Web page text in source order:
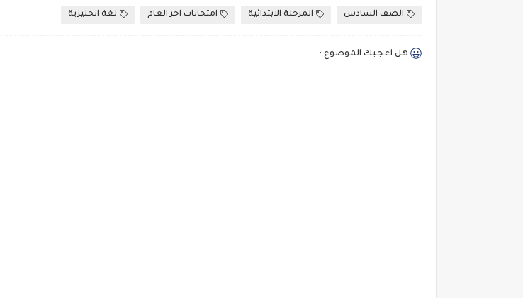
الصف السادس المرحلة الابتدائية امتحانات اخر العام لغة انجليزية
هل اعجبك الموضوع :